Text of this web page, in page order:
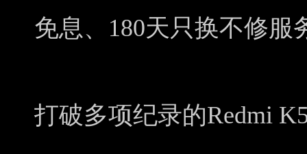
免息、180天只换不修服
打破多项纪录的Redmi